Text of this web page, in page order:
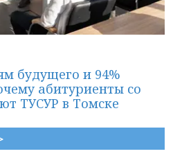
будущего и 94%
абитуриенты со
ТУСУР в Томске